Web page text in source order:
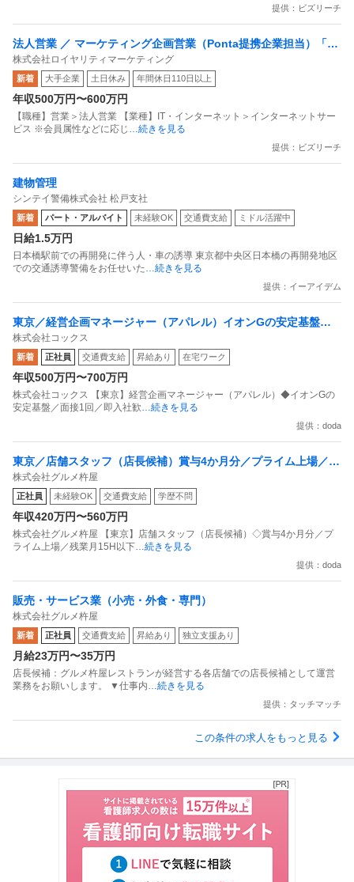
提供：ビズリーチ
法人営業 ／ マーケティング企画営業（Ponta提携企業担当）「国
内最大級の共通ポイントサービスを展開／無駄のない消費社会を
目指すデータマーケティングカンパニー」
株式会社ロイヤリティマーケティング
新着 大手企業 土日休み 年間休日110日以上
年収500万円〜600万円
【職種】営業＞法人営業 【業種】IT・インターネット＞インターネットサー
ビス ※会員属性などに応じ
…続きを見る
提供：ビズリーチ
建物管理
シンテイ警備株式会社 松戸支社
新着 パート・アルバイト 未経験OK 交通費支給 ミドル活躍中
日給1.5万円
日本橋駅前での再開発に伴う人・車の誘導 東京都中央区日本橋の再開発地区
での交通誘導警備をお任せいた …続きを見る
提供：イーアイデム
東京／経営企画マネージャー（アパレル）イオンGの安定基盤／
面接1回／即入社歓迎
株式会社コックス
新着 正社員 交通費支給 昇給あり 在宅ワーク
年収500万円〜700万円
株式会社コックス 【東京】経営企画マネージャー（アパレル）◆イオンGの
安定基盤／面接1回／即入社歓 …続きを見る
提供：doda
東京／店舗スタッフ（店長候補）賞与4か月分／プライム上場／残
業月15H以下／新店オープン多数
株式会社グルメ杵屋
正社員 未経験OK 交通費支給 学歴不問
年収420万円〜560万円
株式会社グルメ杵屋 【東京】店舗スタッフ（店長候補）◇賞与4か月分／プ
ライム上場／残業月15H以下 …続きを見る
提供：doda
販売・サービス業（小売・外食・専門）
株式会社グルメ杵屋
新着 正社員 交通費支給 昇給あり 独立支援あり
月給23万円〜35万円
店長候補：グルメ杵屋レストランが経営する各店舗での店長候補として運営
業務をお願いします。 ▼仕事内 …続きを見る
提供：タッチマッチ
この条件の求人をもっと見る